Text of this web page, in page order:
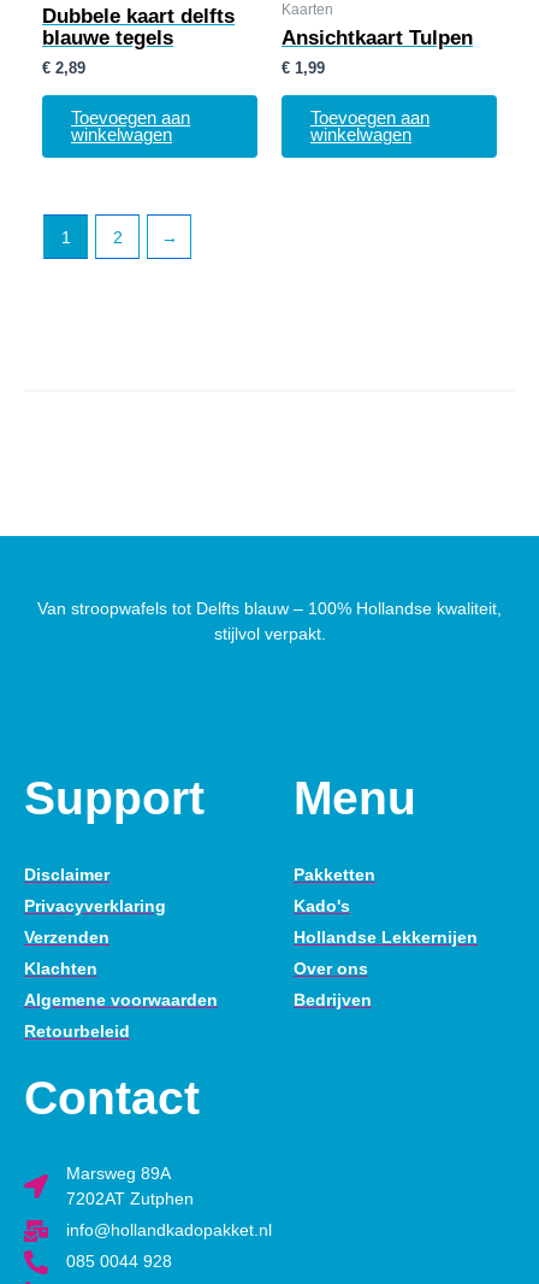
Dubbele kaart delfts
blauwe tegels
€ 2,89
Toevoegen aan
winkelwagen
Kaarten
Ansichtkaart Tulpen
€ 1,99
Toevoegen aan
winkelwagen
1 2 →
Van stroopwafels tot Delfts blauw – 100% Hollandse kwaliteit,
stijlvol verpakt.
Support
Disclaimer
Privacyverklaring
Verzenden
Klachten
Algemene voorwaarden
Retourbeleid
Menu
Pakketten
Kado's
Hollandse Lekkernijen
Over ons
Bedrijven
Contact
Marsweg 89A
7202AT Zutphen
info@hollandkadopakket.nl
085 0044 928